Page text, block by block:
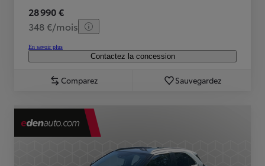
28 990 €
348 €/mois
En savoir plus
Contactez la concession
Comparez Sauvegardez